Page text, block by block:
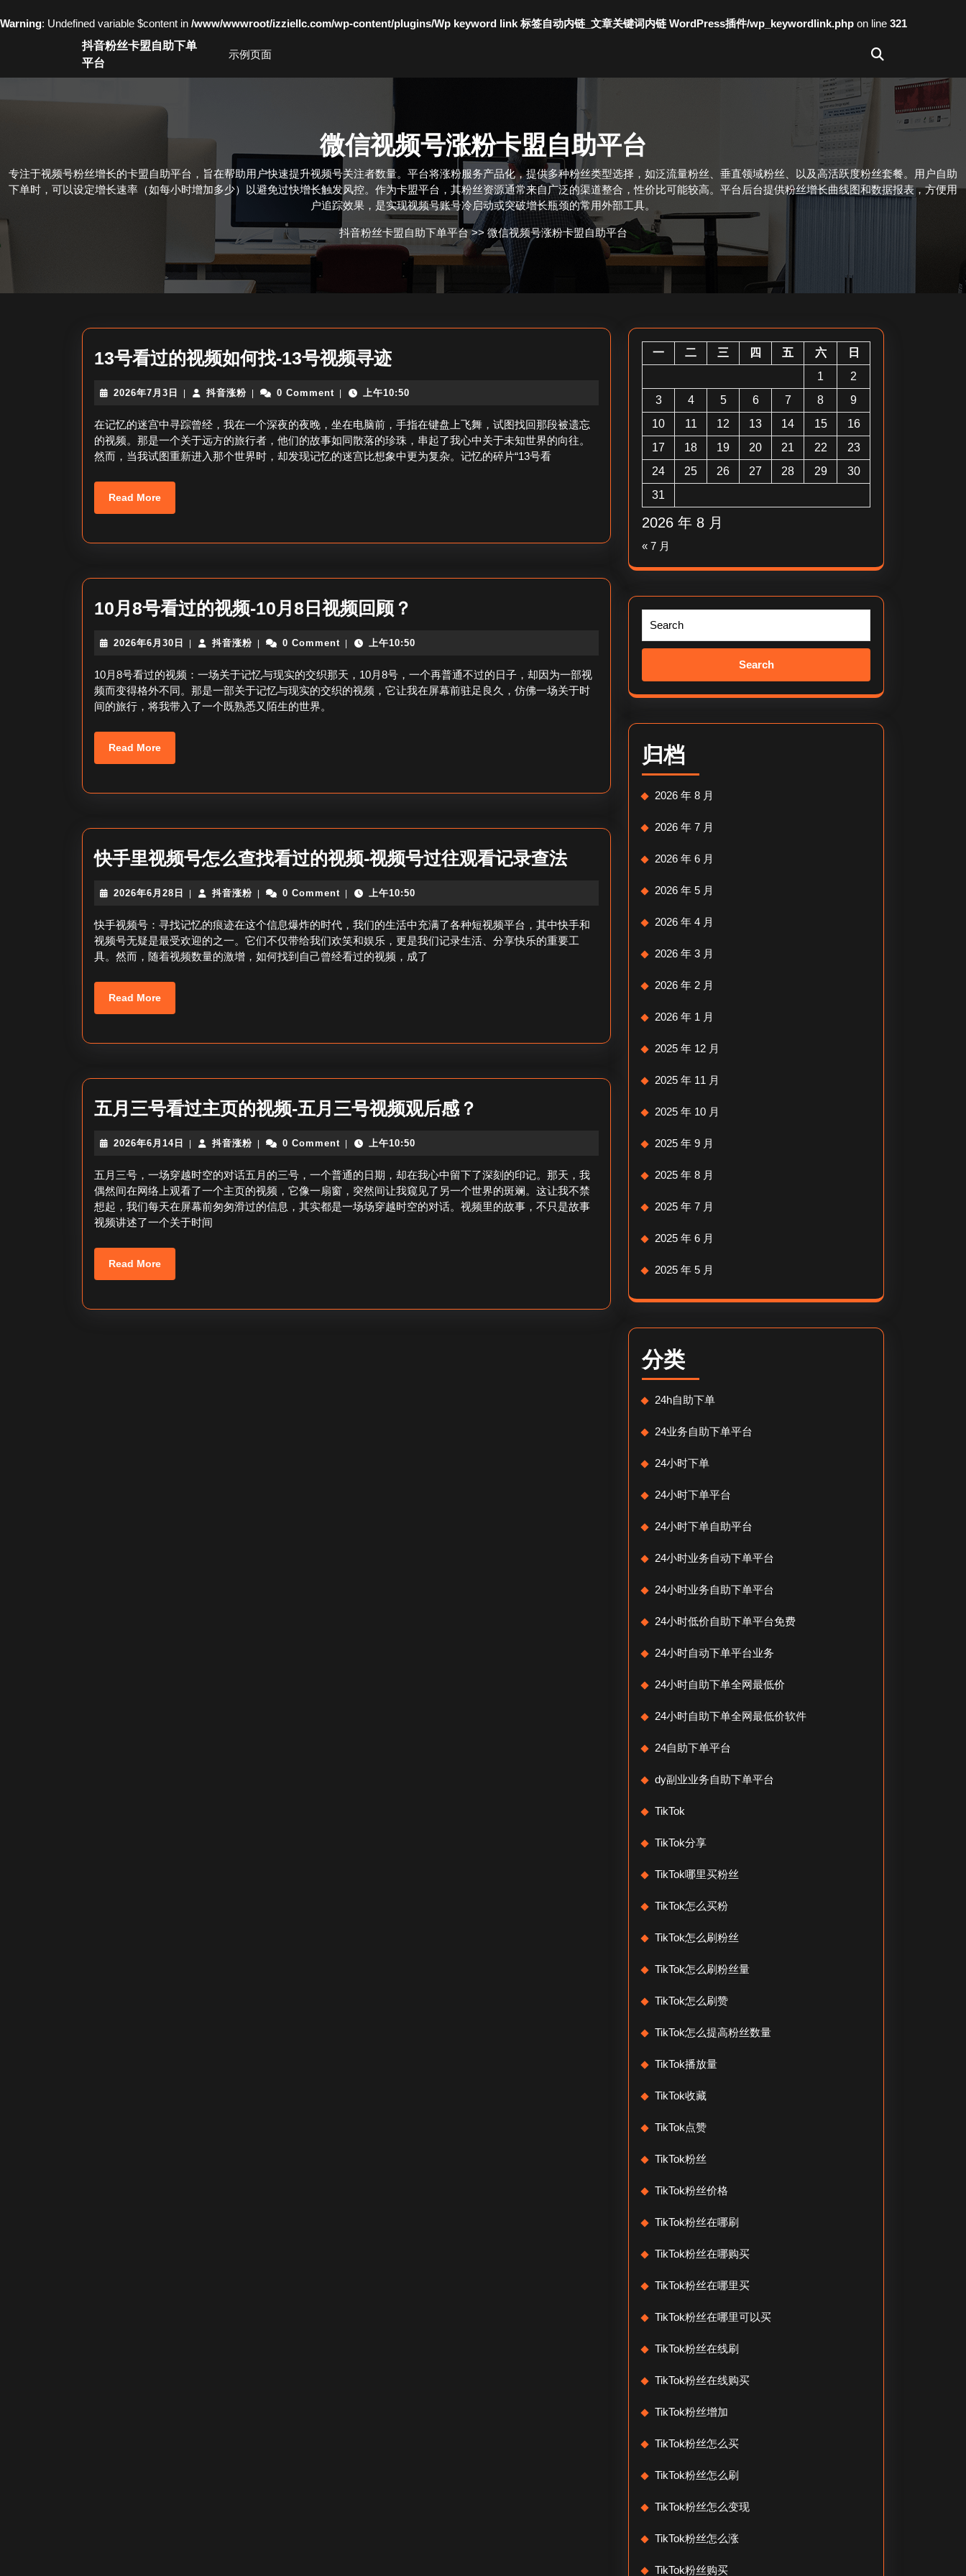
Warning: Undefined variable $content in /www/wwwroot/izziellc.com/wp-content/plugins/Wp keyword link 标签自动内链_文章关键词内链 WordPress插件/wp_keywordlink.php on line 321
抖音粉丝卡盟自助下单
平台
示例页面
微信视频号涨粉卡盟自助平台
专注于视频号粉丝增长的卡盟自助平台，旨在帮助用户快速提升视频号关注者数量。平台将涨粉服务产品化，提供多种粉丝类型选择，如泛流量粉丝、垂直领域粉丝、以及高活跃度粉丝套餐。用户自助
下单时，可以设定增长速率（如每小时增加多少）以避免过快增长触发风控。作为卡盟平台，其粉丝资源通常来自广泛的渠道整合，性价比可能较高。平台后台提供粉丝增长曲线图和数据报表，方便用
户追踪效果，是实现视频号账号冷启动或突破增长瓶颈的常用外部工具。
抖音粉丝卡盟自助下单平台>> 微信视频号涨粉卡盟自助平台
13号看过的视频如何找-13号视频寻迹13
看
过
的
视
号
频
寻
2026年7月3日
2026
7
月
3
日
抖音涨粉抖
粉
0 Comment 上午10:50
在记忆的迷宫中寻踪曾经，我在一个深夜的夜晚，坐在电脑前，手指在键盘上飞舞，试图找回那段被遗忘
的视频。那是一个关于远方的旅行者，他们的故事如同散落的珍珠，串起了我心中关于未知世界的向往。
然而，当我试图重新进入那个世界时，却发现记忆的迷宫比想象中更为复杂。记忆的碎片“13号看
Read MoreRead
More
10月8号看过的视频-10月8日视频回顾？
8
号
看
8
日
视
频
顾？
2026年6月30日
2026
6
月
30
日
抖音涨粉抖
涨
粉
0 Comment 上午10:50
10月8号看过的视频：一场关于记忆与现实的交织那天，10月8号，一个再普通不过的日子，却因为一部视
频而变得格外不同。那是一部关于记忆与现实的交织的视频，它让我在屏幕前驻足良久，仿佛一场关于时
间的旅行，将我带入了一个既熟悉又陌生的世界。
Read MoreRead
More
快手里视频号怎么查找看过的视频-视频号过往观看记录查法快
视
频
看
视
频
看
2026年6月28日
2026
6
月
28
日
抖音涨粉抖
涨
粉
0 Comment 上午10:50
快手视频号：寻找记忆的痕迹在这个信息爆炸的时代，我们的生活中充满了各种短视频平台，其中快手和
视频号无疑是最受欢迎的之一。它们不仅带给我们欢笑和娱乐，更是我们记录生活、分享快乐的重要工
具。然而，随着视频数量的激增，如何找到自己曾经看过的视频，成了
Read MoreRead
More
五月三号看过主页的视频-五月三号视频观后感？
号
看
过
2026年6月14日
2026
6
月
14
日
抖音涨粉抖
涨
粉
0 Comment 上午10:50
五月三号，一场穿越时空的对话五月的三号，一个普通的日期，却在我心中留下了深刻的印记。那天，我
偶然间在网络上观看了一个主页的视频，它像一扇窗，突然间让我窥见了另一个世界的斑斓。这让我不禁
想起，我们每天在屏幕前匆匆滑过的信息，其实都是一场场穿越时空的对话。视频里的故事，不只是故事
视频讲述了一个关于时间
Read MoreRead
More
2026 年 8 月
一 二 三 四 五 六
日
1
2
3
4 5 6 7 8
9
10
11 12 13 14 15
16
17
18 19 20 21 22
23
24
25 26 27 28 29
30
31
« 7 月
Search
归档
2026 年 8 月
2026 年 7 月
2026 年 6 月
2026 年 5 月
2026 年 4 月
2026 年 3 月
2026 年 2 月
2026 年 1 月
2025 年 12 月
2025 年 11 月
2025 年 10 月
2025 年 9 月
2025 年 8 月
2025 年 7 月
2025 年 6 月
2025 年 5 月
分类
24h自助下单
24业务自助下单平台
24小时下单
24小时下单平台
24小时下单自助平台
24小时业务自动下单平台
24小时业务自助下单平台
24小时低价自助下单平台免费
24小时自动下单平台业务
24小时自助下单全网最低价
24小时自助下单全网最低价软件
24自助下单平台
dy副业业务自助下单平台
TikTok
TikTok分享
TikTok哪里买粉丝
TikTok怎么买粉
TikTok怎么刷粉丝
TikTok怎么刷粉丝量
TikTok怎么刷赞
TikTok怎么提高粉丝数量
TikTok播放量
TikTok收藏
TikTok点赞
TikTok粉丝
TikTok粉丝价格
TikTok粉丝在哪刷
TikTok粉丝在哪购买
TikTok粉丝在哪里买
TikTok粉丝在哪里可以买
TikTok粉丝在线刷
TikTok粉丝在线购买
TikTok粉丝增加
TikTok粉丝怎么买
TikTok粉丝怎么刷
TikTok粉丝怎么变现
TikTok粉丝怎么涨
TikTok粉丝购买